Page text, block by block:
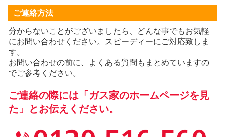
ご連絡方法
分からないことがございましたら、どんな事でもお気軽
にお問い合わせください。スピーディーにご対応致しま
す。
お問い合わせの前に、よくある質問もまとめていますの
でご参考ください。
ご連絡の際には「ガス家のホームページを見
た」とお伝えください。